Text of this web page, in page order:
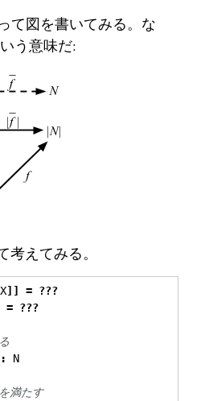
て図を書いてみる。な
う意味だ:
考えてみる。
X]] = ???
= ???
N
満たす